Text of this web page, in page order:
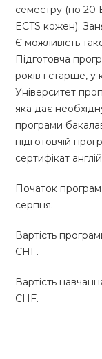
семестру (по 20
ECTS кожен).
Є можливість
Підготовча
років і старше, у
Університет
яка дає
програми
підготовчій
сертифікат
Початок програм
серпня.
Вартість
CHF.
Вартість
CHF.